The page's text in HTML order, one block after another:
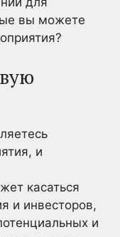
вы можете
и
касаться
и инвесторов,
и